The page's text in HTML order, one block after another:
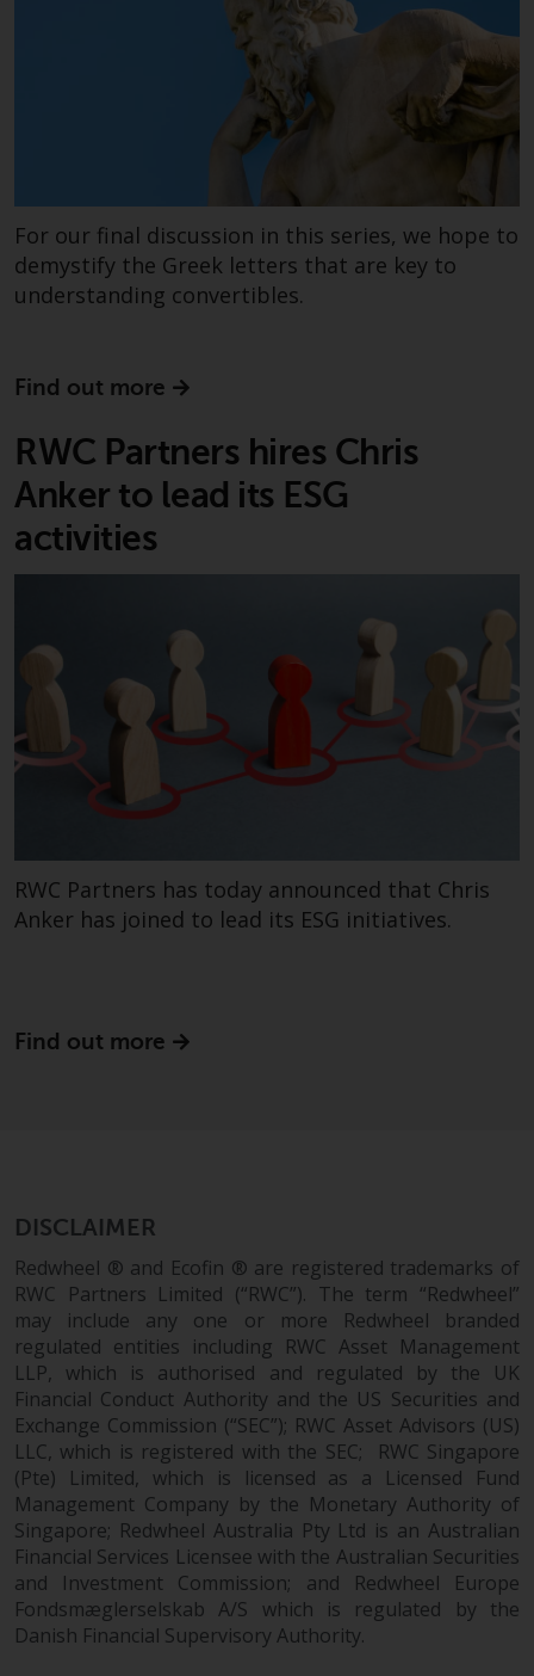
Bestimmte Personen haben
möglicherweise Zugang zu
Informationen über Redwheel
Investmentgesellschaft, die als
„Société d’Investissement à
Capital Variable“ nach
luxemburgischem Recht
gegründet wurde. Die Teilfonds
der Website verwiesen wird,
werden nur durch den aktuellen
Verkaufsprospekt angeboten. Der
Verkaufsprospekt enthält
vollständigere Informationen
über die Teilfonds, einschließlich
der Anlageziele, Gebühren und
Ausgaben. Der Verkaufsprospekt
Teilfonds werden jedoch nicht
absichtlich an Personen in
Ländern verteilt, in denen eine
solche Verteilung gegen lokale
Gesetze oder Vorschriften
verstoßen würde.
Informationen für Anleger in den
USA
Aufforderung zur Beteiligung an
gemäß dem Investment Company
Act von 1940 („40 Act Funds“)
registriert sind. Die 40 Act Funds
akzeptieren im Allgemeinen keine
Anlagen von Nicht-US-Personen.
Nicht-US-Personen kann es
gestattet werden in einen 40-Act-
Fonds zu investieren,
vorbehaltlich der Erfüllung einer
erhöhten Sorgfaltspflicht.
Um festzustellen, ob ein 40-Act-
Fonds eine geeignete Anlage für
Sie ist, prüfen Sie sorgfältig die
Anlageziele, das Risiko sowie die
For our final discussion in this series, we hope to
demystify the Greek letters that are key to
understanding convertibles.
Find out more
RWC Partners hires Chris
Anker to lead its ESG
activities
RWC Partners has today announced that Chris
Anker has joined to lead its ESG initiatives.
Find out more
DISCLAIMER
Redwheel ® and Ecofin ® are registered trademarks of
RWC Partners Limited (“RWC”). The term “Redwheel”
may include any one or more Redwheel branded
regulated entities including RWC Asset Management
LLP, which is authorised and regulated by the UK
Financial Conduct Authority and the US Securities and
Exchange Commission (“SEC”); RWC Asset Advisors (US)
LLC, which is registered with the SEC; RWC Singapore
(Pte) Limited, which is licensed as a Licensed Fund
Management Company by the Monetary Authority of
Singapore; Redwheel Australia Pty Ltd is an Australian
Financial Services Licensee with the Australian Securities
and Investment Commission; and Redwheel Europe
Fondsmæglerselskab A/S which is regulated by the
Danish Financial Supervisory Authority.